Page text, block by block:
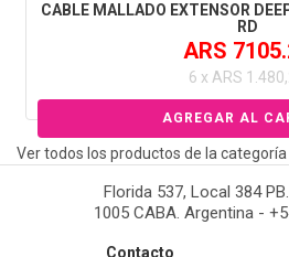
CABLE MALLADO EXTENSOR
RD
ARS
6 x ARS
Ver todos los productos de la categoría
Florida 537, Local 384
1005 CABA. Argentina -
Contacto